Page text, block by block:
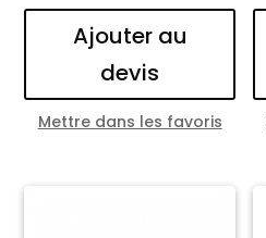
Ajouter au
devis
Mettre dans les favoris